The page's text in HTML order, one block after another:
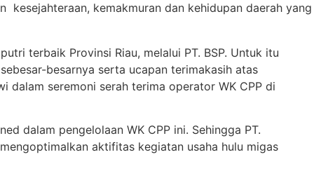
kesejahteraan, kemakmuran dan kehidupan daerah yang
terbaik Provinsi Riau, melalui PT. BSP. Untuk itu
besarnya serta ucapan terimakasih atas
dalam seremoni serah terima operator WK CPP di
dalam pengelolaan WK CPP ini. Sehingga PT.
aktifitas kegiatan usaha hulu migas